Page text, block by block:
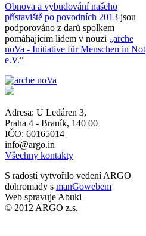
Obnova a vybudování našeho
přístaviště po povodních 2013 jsou
podporováno z darů spolkem
pomáhajícím lidem v nouzi „arche
noVa - Initiative für Menschen in Not
e.V.“
Adresa: U Ledáren 3,
Praha 4 - Braník, 140 00
IČO: 60165014
info@argo.in
Všechny kontakty
S radostí vytvořilo vedení ARGO
dohromady s manGowebem
Web spravuje Abuki
© 2012 ARGO z.s.